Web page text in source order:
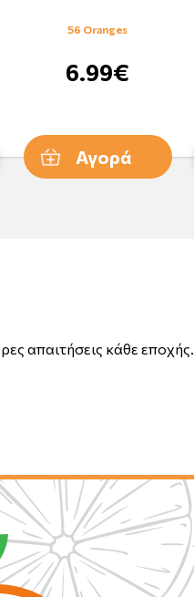
56 Oranges
6.99€
Αγορά
απαιτήσεις κάθε εποχής.